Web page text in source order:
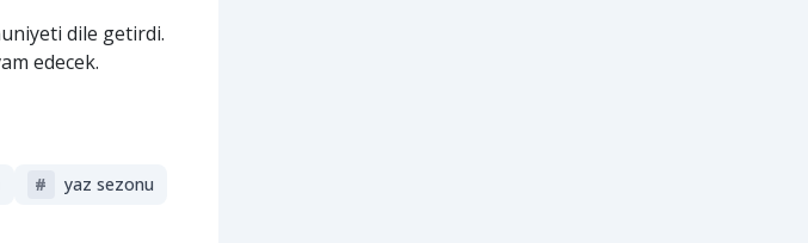
dile getirdi.
edecek.
# yaz sezonu